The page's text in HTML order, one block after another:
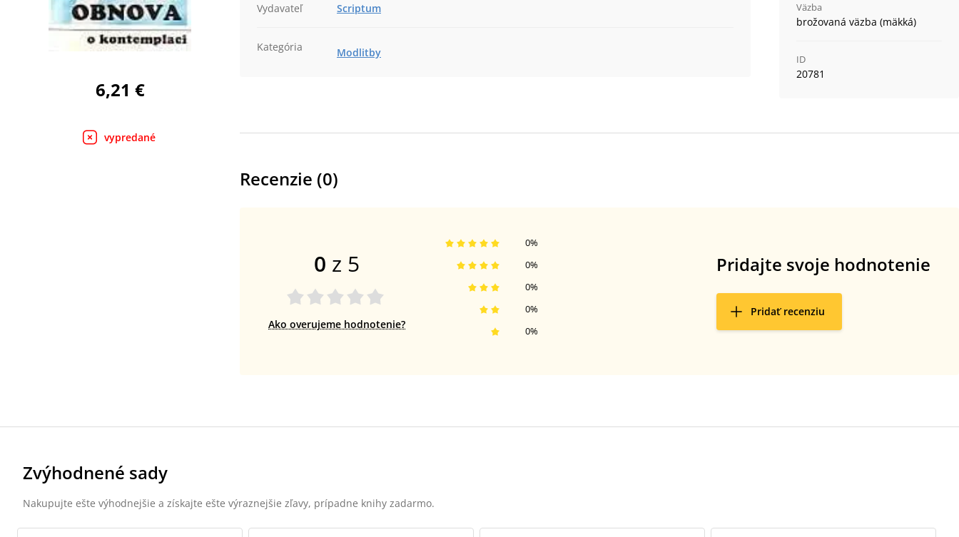
6,21 €
vypredané
Vydavateľ Scriptum
Kategória Modlitby
Väzba
brožovaná väzba (mäkká)
ID
20781
Recenzie (0)
0 z 5
Ako overujeme hodnotenie? 0%
0%
0%
0%
0%
Pridajte svoje hodnotenie
Pridať recenziu
Zvýhodnené sady
Nakupujte ešte výhodnejšie a získajte ešte výraznejšie zľavy, prípadne knihy zadarmo.